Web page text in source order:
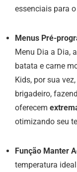
essenciais para
Menus Pré-
Menu Dia a Dia,
batata e carne
Kids, por sua
brigadeiro,
oferecem
otimizando seu
Função Manter
temperatura